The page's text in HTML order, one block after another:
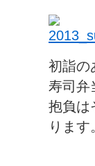
初詣の
寿司弁
抱負は
ります